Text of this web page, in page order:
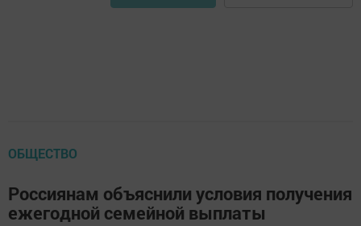
ОБЩЕСТВО
Россиянам объяснили условия получения
ежегодной семейной выплаты